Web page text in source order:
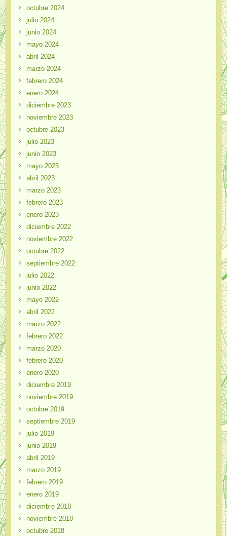
octubre 2024
julio 2024
junio 2024
mayo 2024
abril 2024
marzo 2024
febrero 2024
enero 2024
diciembre 2023
noviembre 2023
octubre 2023
julio 2023
junio 2023
mayo 2023
abril 2023
marzo 2023
febrero 2023
enero 2023
diciembre 2022
noviembre 2022
octubre 2022
septiembre 2022
julio 2022
junio 2022
mayo 2022
abril 2022
marzo 2022
febrero 2022
marzo 2020
febrero 2020
enero 2020
diciembre 2019
noviembre 2019
octubre 2019
septiembre 2019
julio 2019
junio 2019
abril 2019
marzo 2019
febrero 2019
enero 2019
diciembre 2018
noviembre 2018
octubre 2018